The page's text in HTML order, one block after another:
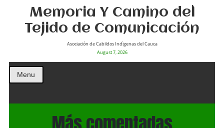
Memoria Y Camino del
Tejido de Comunicación
Asociación de Cabildos Indìgenas del Cauca
August 7, 2026
Menu